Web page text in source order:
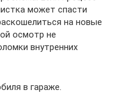
может спасти
на новые
осмотр не
внутренних
в гараже.